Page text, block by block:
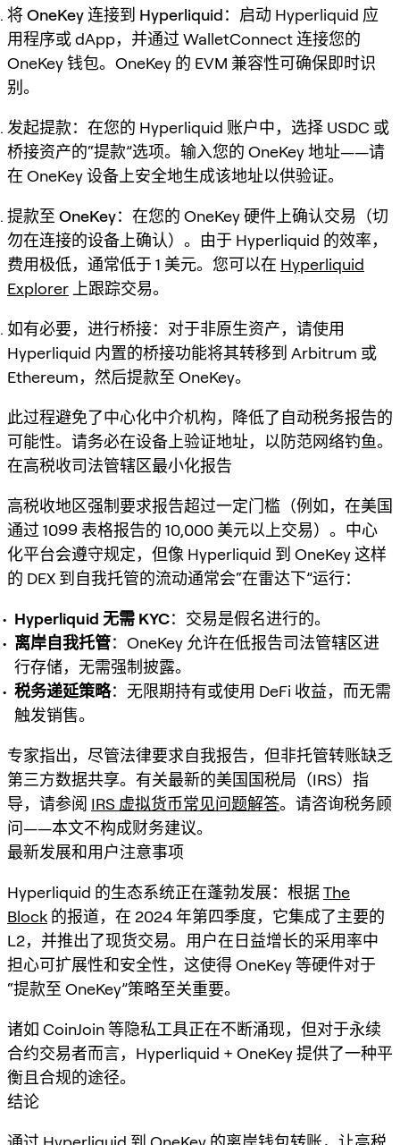
将 OneKey 连接到 Hyperliquid：启动 Hyperliquid 应
用程序或 dApp，并通过 WalletConnect 连接您的
OneKey 钱包。OneKey 的 EVM 兼容性可确保即时识
别。
发起提款：在您的 Hyperliquid 账户中，选择 USDC 或
桥接资产的“提款”选项。输入您的 OneKey 地址——请
在 OneKey 设备上安全地生成该地址以供验证。
提款至 OneKey：在您的 OneKey 硬件上确认交易（切
勿在连接的设备上确认）。由于 Hyperliquid 的效率，
费用极低，通常低于 1 美元。您可以在 Hyperliquid
Explorer 上跟踪交易。
如有必要，进行桥接：对于非原生资产，请使用
Hyperliquid 内置的桥接功能将其转移到 Arbitrum 或
Ethereum，然后提款至 OneKey。
此过程避免了中心化中介机构，降低了自动税务报告的
可能性。请务必在设备上验证地址，以防范网络钓鱼。
在高税收司法管辖区最小化报告
高税收地区强制要求报告超过一定门槛（例如，在美国
通过 1099 表格报告的 10,000 美元以上交易）。中心
化平台会遵守规定，但像 Hyperliquid 到 OneKey 这样
的 DEX 到自我托管的流动通常会“在雷达下”运行：
Hyperliquid 无需 KYC：交易是假名进行的。
离岸自我托管：OneKey 允许在低报告司法管辖区进
行存储，无需强制披露。
税务递延策略：无限期持有或使用 DeFi 收益，而无需
触发销售。
专家指出，尽管法律要求自我报告，但非托管转账缺乏
第三方数据共享。有关最新的美国国税局（IRS）指
导，请参阅 IRS 虚拟货币常见问题解答。请咨询税务顾
问——本文不构成财务建议。
最新发展和用户注意事项
Hyperliquid 的生态系统正在蓬勃发展：根据The
Block 的报道，在 2024 年第四季度，它集成了主要的
L2，并推出了现货交易。用户在日益增长的采用率中
担心可扩展性和安全性，这使得 OneKey 等硬件对于
“提款至 OneKey”策略至关重要。
诸如 CoinJoin 等隐私工具正在不断涌现，但对于永续
合约交易者而言，Hyperliquid + OneKey 提供了一种平
衡且合规的途径。
结论